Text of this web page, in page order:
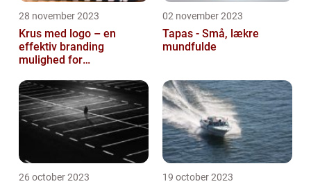
28 november 2023
Krus med logo – en
effektiv branding
mulighed for
02 november 2023
Tapas - Små, lækre
mundfulde
26 october 2023 19 october 2023